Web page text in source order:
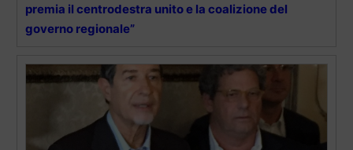
premia il centrodestra unito e la coalizione del
governo regionale”